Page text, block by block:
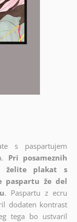
s paspartujem
Pri posameznih
želite plakat s
paspartu že del
. Paspartu z ecru
dodaten kontrast
tega bo ustvaril